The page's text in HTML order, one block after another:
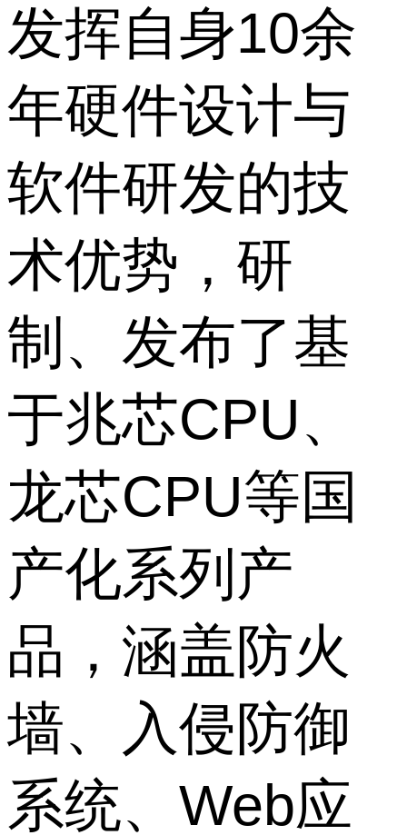
发挥自身10余
年硬件设计与
软件研发的技
术优势，研
制、发布了基
于兆芯CPU、
龙芯CPU等国
产化系列产
品，涵盖防火
墙、入侵防御
系统、Web应